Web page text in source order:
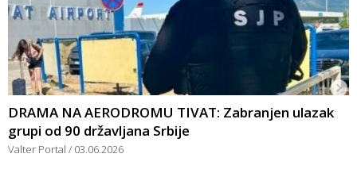
DRAMA NA AERODROMU TIVAT: Zabranjen ulazak
grupi od 90 državljana Srbije
Valter Portal 03.06.2026